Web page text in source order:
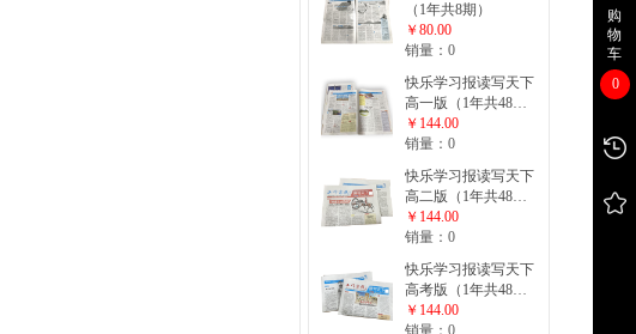
（1年共8期）
￥80.00
销量：0
快乐学习报读写天下
高一版（1年共48
期）
￥144.00
销量：0
快乐学习报读写天下
高二版（1年共48
期）
￥144.00
销量：0
快乐学习报读写天下
高考版（1年共48
期）
￥144.00
销量：0
购
物
车
0